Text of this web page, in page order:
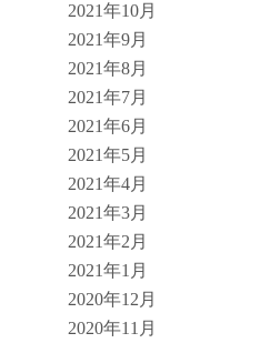
2021年10月
2021年9月
2021年8月
2021年7月
2021年6月
2021年5月
2021年4月
2021年3月
2021年2月
2021年1月
2020年12月
2020年11月